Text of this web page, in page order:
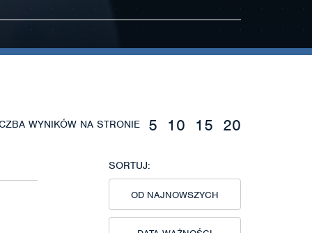
WYNIKÓW NA STRONIE 5 10 15 20
SORTUJ:
OD NAJNOWSZYCH